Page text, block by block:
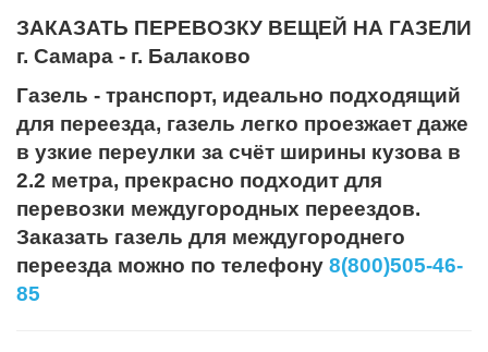
ЗАКАЗАТЬ ПЕРЕВОЗКУ ВЕЩЕЙ НА ГАЗЕЛИ
г. Самара - г. Балаково
Газель - транспорт, идеально подходящий
для переезда, газель легко проезжает даже
в узкие переулки за счёт ширины кузова в
2.2 метра, прекрасно подходит для
перевозки междугородных переездов.
Заказать газель для междугороднего
переезда можно по телефону 8(800)505-46-
85